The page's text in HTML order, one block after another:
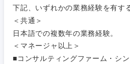
下記、いずれかの業務経験を有す
＜共通＞
日本語での複数年の業務経験。
＜マネージャ以上＞
■コンサルティングファーム・シ
ル
不動産専
門職
エンターテイメント
法律・特許事務所・監査法
茨城県